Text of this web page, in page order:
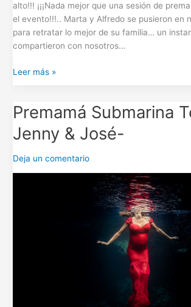
alto!!! ¡¡¡Nada mejor que una sesión de
el evento!!!.. Marta y Alfredo se pusieron en
para retratar lo mejor de su familia… un
compartieron con nosotros…
Leer más »
Premamá Submarina
Jenny & José-
Deja un comentario
Premamá
Submarina
Tenerife
Jenny
&